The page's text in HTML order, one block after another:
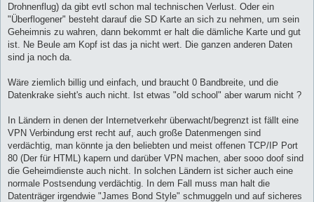
Drohnenflug) da gibt evtl schon mal technischen Verlust. Oder ein
"Überflogener" besteht darauf die SD Karte an sich zu nehmen, um sein
Geheimnis zu wahren, dann bekommt er halt die dämliche Karte und gut
ist. Ne Beule am Kopf ist das ja nicht wert. Die ganzen anderen Daten
sind ja noch da.
Wäre ziemlich billig und einfach, und braucht 0 Bandbreite, und die
Datenkrake sieht's auch nicht. Ist etwas "old school" aber warum nicht ?
In Ländern in denen der Internetverkehr überwacht/begrenzt ist fällt eine
VPN Verbindung erst recht auf, auch große Datenmengen sind
verdächtig, man könnte ja den beliebten und meist offenen TCP/IP Port
80 (Der für HTML) kapern und darüber VPN machen, aber sooo doof sind
die Geheimdienste auch nicht. In solchen Ländern ist sicher auch eine
normale Postsendung verdächtig. In dem Fall muss man halt die
Datenträger irgendwie "James Bond Style" schmuggeln und auf sicheres